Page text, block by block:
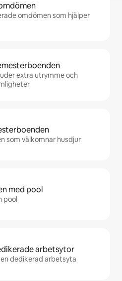
omdömen som hjälper
extra utrymme och
som välkomnar husdjur
med pool
pool
arbetsytor
dedikerad arbetsyta